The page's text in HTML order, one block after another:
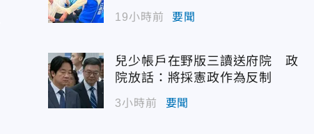
代支持度全面居首
19小時前 要聞
兒少帳戶在野版三讀送府院 政
院放話：將採憲政作為反制
3小時前 要聞